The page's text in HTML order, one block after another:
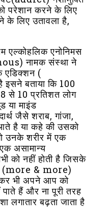
परेशान करने के लिए
के लिए उतावला है,
एल्कोहलिक एनोनिमस
नामक संस्था ने
एडिक्शन (
इसने बताया कि 100
से 10 प्रतिशत लोग
या माइंड
जैसे शराब, गांजा,
है या कहे की उसको
उनके शरीर में एक
असामान्य
को नहीं होती है जिसके
(more & more)
कर भी अपने आप को
हैं और ना पूरी तरह
बढ़ता जाता है